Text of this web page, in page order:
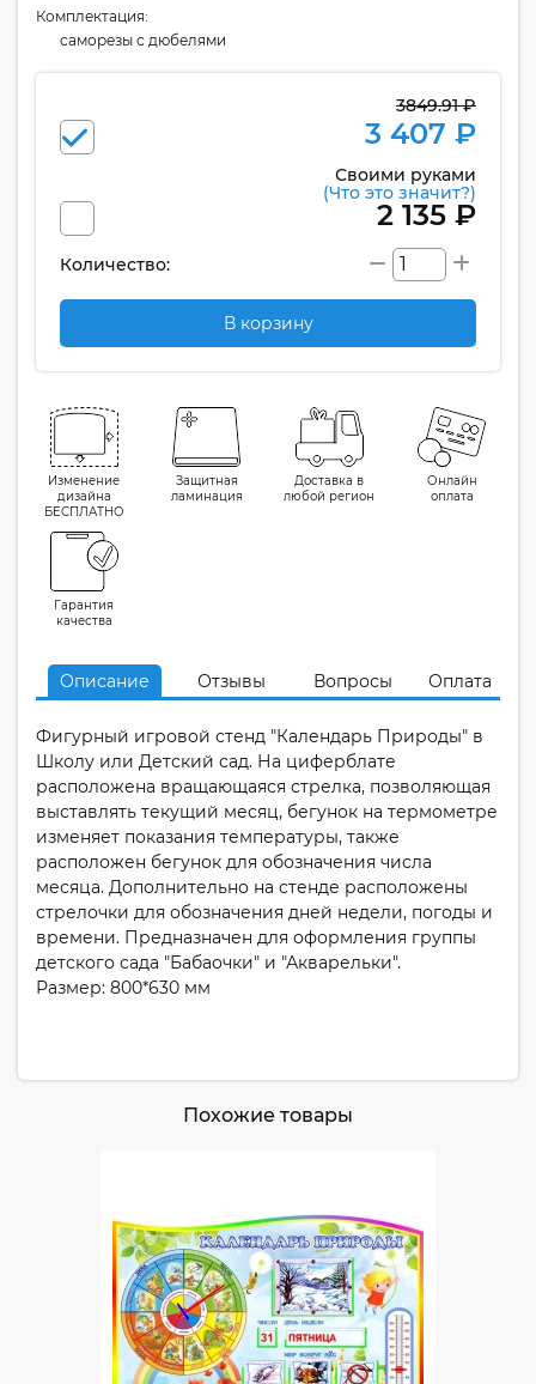
Комплектация:
cаморезы с дюбелями
3849.91 ₽
3 407 ₽
Своими руками
(Что это значит?)
2 135 ₽
Количество:
В корзину
Изменение
дизайна
БЕСПЛАТНО
Защитная
ламинация
Доставка в
любой регион
Онлайн
оплата
Гарантия
качества
Описание Отзывы Вопросы Оплата
Фигурный игровой стенд "Календарь Природы" в
Школу или Детский сад. На циферблате
расположена вращающаяся стрелка, позволяющая
выставлять текущий месяц, бегунок на термометре
изменяет показания температуры, также
расположен бегунок для обозначения числа
месяца. Дополнительно на стенде расположены
стрелочки для обозначения дней недели, погоды и
времени. Предназначен для оформления группы
детского сада "Бабаочки" и "Акварельки".
Размер: 800*630 мм
Похожие товары